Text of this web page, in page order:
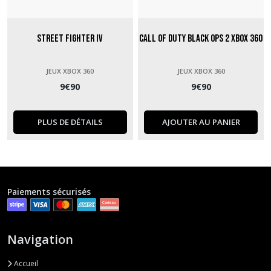
Street Fighter IV
JEUX XBOX 360
9€90
PLUS DE DÉTAILS
Call of Duty Black Ops 2 Xbox 360
JEUX XBOX 360
9€90
AJOUTER AU PANIER
Paiements sécurisés
Navigation
Accueil